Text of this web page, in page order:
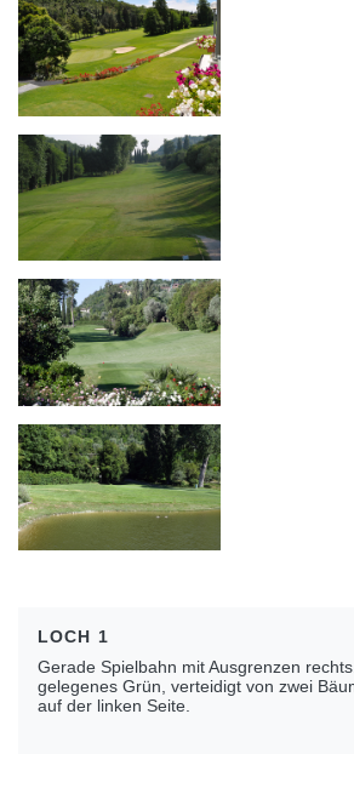
LOCH 1
Gerade Spielbahn mit Ausgrenzen
gelegenes Grün, verteidigt von zwei
auf der linken Seite.